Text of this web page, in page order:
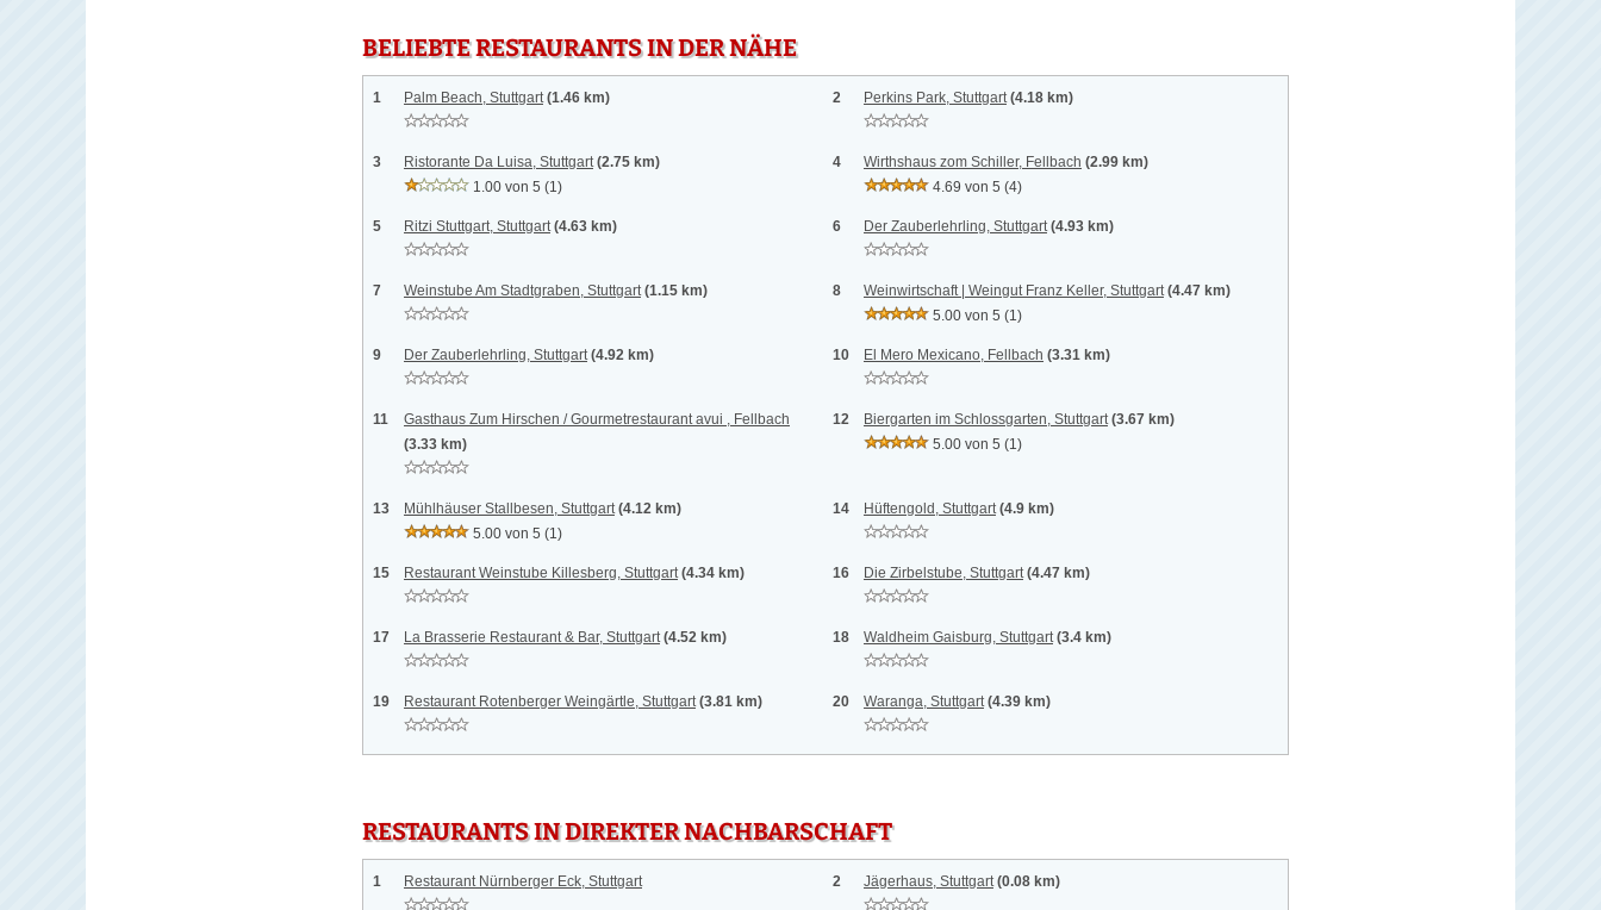
BELIEBTE RESTAURANTS IN DER NÄHE
1 Palm Beach, Stuttgart (1.46 km) 2 Perkins Park, Stuttgart (4.18 km)
3 Ristorante Da Luisa, Stuttgart (2.75 km)
1.00 von 5 (1)
4 Wirthshaus zom Schiller, Fellbach (2.99 km)
4.69 von 5 (4)
5 Ritzi Stuttgart, Stuttgart (4.63 km) 6 Der Zauberlehrling, Stuttgart (4.93 km)
7 Weinstube Am Stadtgraben, Stuttgart (1.15 km) 8 Weinwirtschaft | Weingut Franz Keller, Stuttgart (4.47 km)
5.00 von 5 (1)
9 Der Zauberlehrling, Stuttgart (4.92 km) 10 El Mero Mexicano, Fellbach (3.31 km)
11
Gasthaus Zum Hirschen / Gourmetrestaurant avui , Fellbach
(3.33 km)
12 Biergarten im Schlossgarten, Stuttgart (3.67 km)
5.00 von 5 (1)
13 Mühlhäuser Stallbesen, Stuttgart (4.12 km)
5.00 von 5 (1)
14 Hüftengold, Stuttgart (4.9 km)
15 Restaurant Weinstube Killesberg, Stuttgart (4.34 km) 16 Die Zirbelstube, Stuttgart (4.47 km)
17 La Brasserie Restaurant & Bar, Stuttgart (4.52 km) 18 Waldheim Gaisburg, Stuttgart (3.4 km)
19 Restaurant Rotenberger Weingärtle, Stuttgart (3.81 km) 20 Waranga, Stuttgart (4.39 km)
RESTAURANTS IN DIREKTER NACHBARSCHAFT
1 Restaurant Nürnberger Eck, Stuttgart 2 Jägerhaus, Stuttgart (0.08 km)